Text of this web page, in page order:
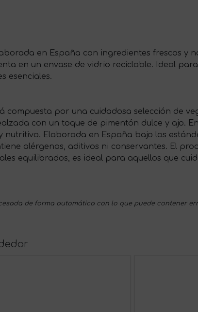
en España con ingredientes frescos y
en un envase de vidrio reciclable. Ideal
esenciales.
compuesta por una cuidadosa selección de
con un toque de pimentón dulce y ajo.
nutritivo. Elaborada en España bajo los
alérgenos, aditivos ni conservantes. El
equilibrados, es ideal para aquellos que
de forma automática con lo que puede contener